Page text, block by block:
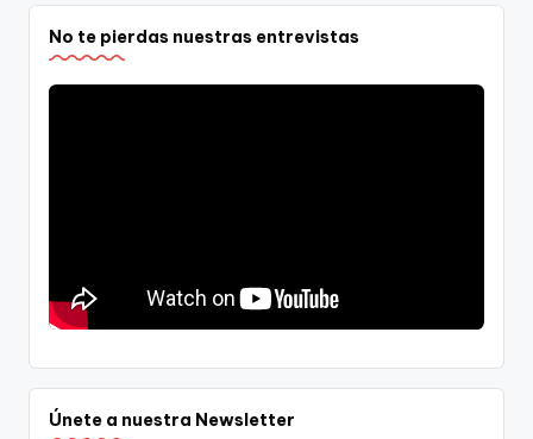
No te pierdas nuestras entrevistas
Únete a nuestra Newsletter